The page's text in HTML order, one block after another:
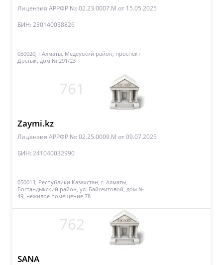
Лицензия АРРФР №: 02.23.0007.M от 15.05.2025
БИН: 230140038826
050020, г.Алматы, Медеуский район, проспект
Достык, дом № 291/23
761
Zaymi.kz
Лицензия АРРФР №: 02.25.0009.М от 09.07.2025
БИН: 241040032990
050013, Республики Казахстан, г. Алматы,
Бостандыкский район, ул. Байсеитовой, дом №
49, нежилое помещение 78
762
SANA